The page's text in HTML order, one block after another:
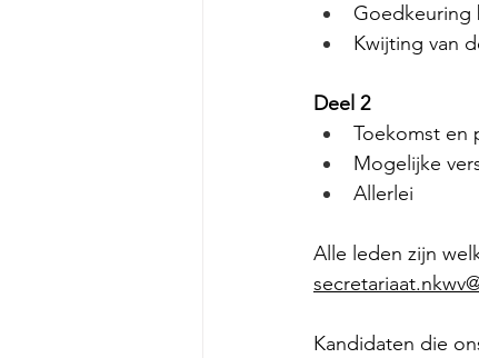
Goedkeuring
Kwijting van
Deel 2
Toekomst en
Mogelijke
Allerlei
Alle leden zijn
Kandidaten die